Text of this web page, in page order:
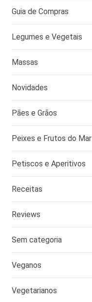
Guia de Compras
Legumes e Vegetais
Massas
Novidades
Pães e Grãos
Peixes e Frutos do Mar
Petiscos e Aperitivos
Receitas
Reviews
Sem categoria
Veganos
Vegetarianos